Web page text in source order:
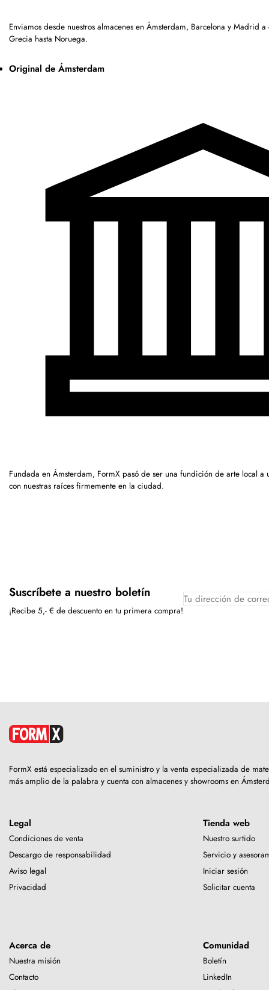
Enviamos desde nuestros almacenes en Ámsterdam, Barcelona y Madrid
Grecia hasta Noruega.
Original de Ámsterdam
Fundada en Ámsterdam, FormX pasó de ser una fundición de arte local
con nuestras raíces firmemente en la ciudad.
Suscríbete a nuestro boletín
¡Recibe 5,- € de descuento en tu primera compra!
FormX está especializado en el suministro y la venta especializada de
más amplio de la palabra y cuenta con almacenes y showrooms en
Legal
Condiciones de venta
Descargo de responsabilidad
Aviso legal
Privacidad
Tienda web
Nuestro surtido
Servicio y
Iniciar sesión
Solicitar cuenta
Acerca de
Nuestra misión
Contacto
Comunidad
Boletín
LinkedIn